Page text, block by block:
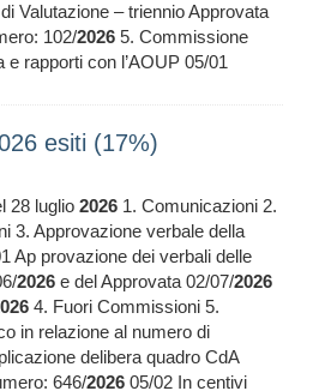
Valutazione – triennio Approvata
102/2026 5. Commissione
rapporti con l’AOUP 05/01
esiti (17%)
28 luglio 2026 1. Comunicazioni 2.
3. Approvazione verbale della
Ap provazione dei verbali delle
2026 e del Approvata 02/07/2026
4. Fuori Commissioni 5.
in relazione al numero di
delibera quadro CdA
646/2026 05/02 In centivi